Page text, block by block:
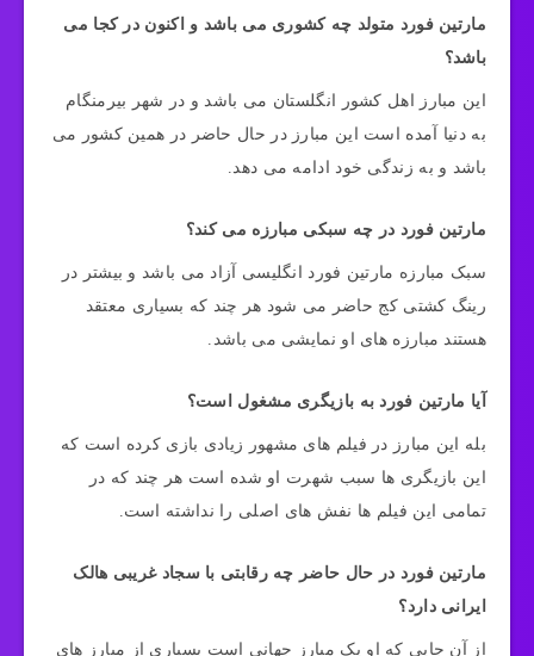
مارتین فورد متولد چه کشوری می باشد و اکنون در کجا می
باشد؟
این مبارز اهل کشور انگلستان می باشد و در شهر بیرمنگام
به دنیا آمده است این مبارز در حال حاضر در همین کشور می
باشد و به زندگی خود ادامه می دهد.
مارتین فورد در چه سبکی مبارزه می کند؟
سبک مبارزه مارتین فورد انگلیسی آزاد می باشد و بیشتر در
رینگ کشتی کج حاضر می شود هر چند که بسیاری معتقد
هستند مبارزه های او نمایشی می باشد.
آیا مارتین فورد به بازیگری مشغول است؟
بله این مبارز در فیلم های مشهور زیادی بازی کرده است که
این بازیگری ها سبب شهرت او شده است هر چند که در
تمامی این فیلم ها نفش های اصلی را نداشته است.
مارتین فورد در حال حاضر چه رقابتی با سجاد غریبی هالک
ایرانی دارد؟
از آن جایی که او یک مبارز جهانی است بسیاری از مبارز های